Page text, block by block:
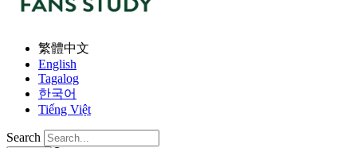
繁體中文
English
Tagalog
한국어
Tiếng Việt
Search